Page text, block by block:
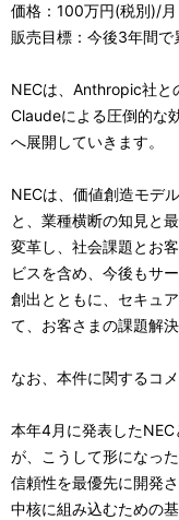
価格：100万円(税別)/
販売目標：今後3年間
NECは、Anthropic社と
Claudeによる圧倒的な
へ展開していきます。
NECは、価値創造モデ
と、業種横断の知見と
変革し、社会課題とお
ビスを含め、今後もサ
創出とともに、セキュ
て、お客さまの課題解決
なお、本件に関するコ
本年4月に発表した
が、こうして形になっ
信頼性を最優先に開発
中核に組み込むための